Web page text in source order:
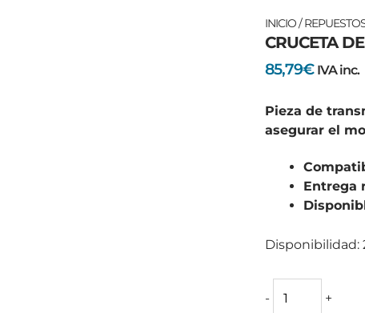
INICIO/
CRUCETA
85,79€ IVA inc.
Pieza de
asegurar el
Entrega
Disponibilidad:
-
CRUCETA
DEL
CARDAN
JCB
cantidad
+